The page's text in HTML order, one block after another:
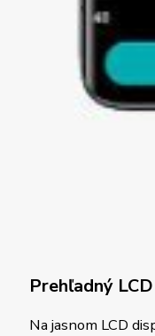
Prehľadný
Na jasnom LCD